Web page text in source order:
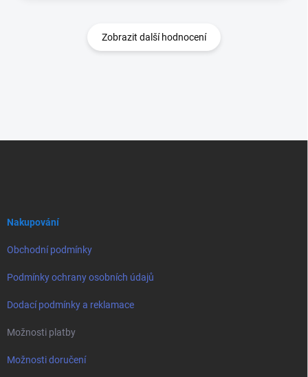
Zobrazit další hodnocení
Nakupování
Obchodní podmínky
Podmínky ochrany osobních údajů
Dodací podmínky a reklamace
Možnosti platby
Možnosti doručení